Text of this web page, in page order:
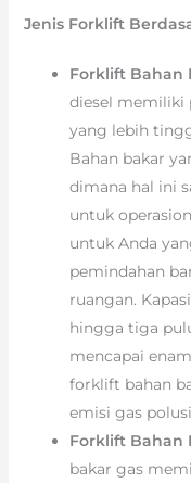
Jenis Forklift
Forklift Bahan
diesel memiliki
yang lebih
Bahan bakar
dimana hal ini
untuk
untuk Anda
pemindahan
ruangan.
hingga tiga
mencapai
forklift bahan
emisi gas
Forklift Bahan
bakar gas